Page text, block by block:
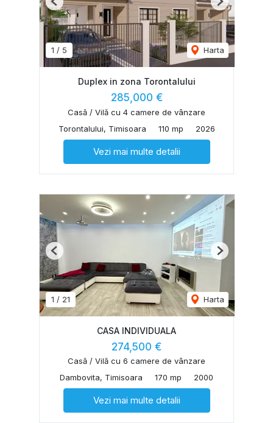
1 / 5 Harta
Previous Next
Duplex in zona Torontalului
285,000 €
Casă / Vilă cu 4 camere de vânzare
Torontalului, Timisoara
110 mp 2026
Vezi mai multe detalii
1 / 21 Harta
Previous Next
CASA INDIVIDUALA
274,500 €
Casă / Vilă cu 6 camere de vânzare
Dambovita, Timisoara
170 mp 2000
Vezi mai multe detalii